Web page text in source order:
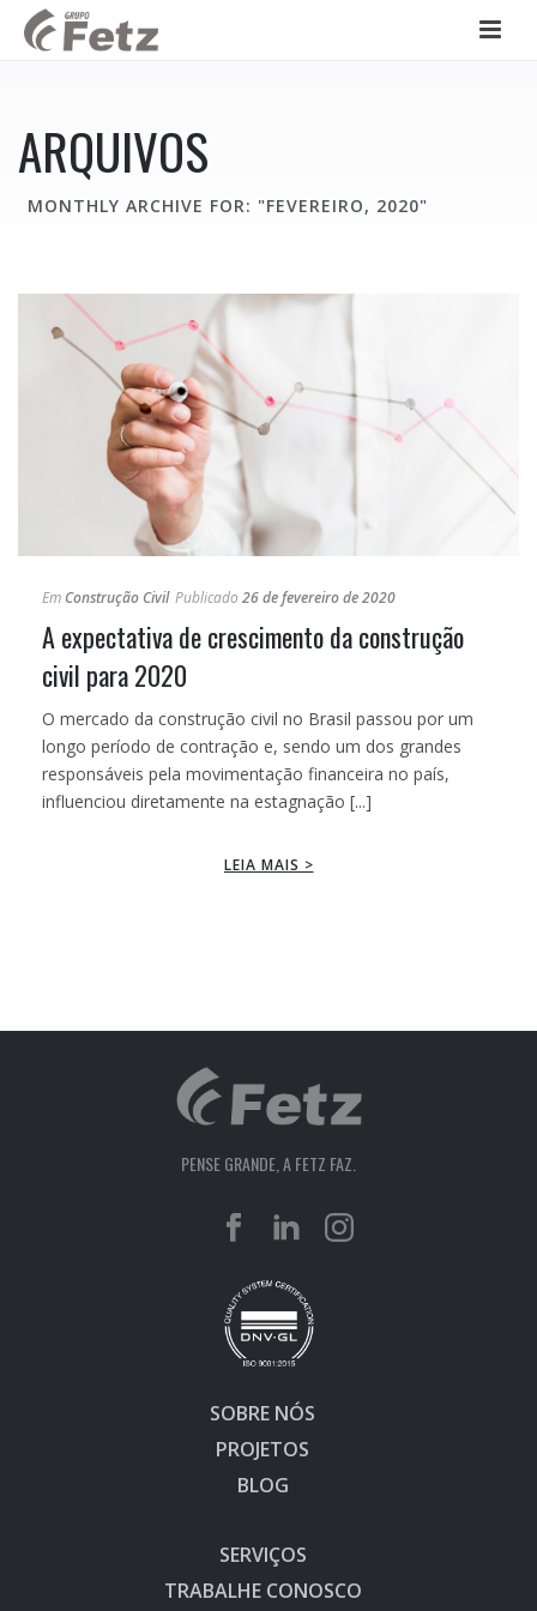
ARQUIVOS
MONTHLY ARCHIVE FOR: "FEVEREIRO, 2020"
Em Construção Civil Publicado 26 de fevereiro de 2020
A expectativa de crescimento da construção
civil para 2020
O mercado da construção civil no Brasil passou por um
longo período de contração e, sendo um dos grandes
responsáveis pela movimentação financeira no país,
influenciou diretamente na estagnação [...]
LEIA MAIS >
PENSE GRANDE, A FETZ FAZ.
SOBRE NÓS
PROJETOS
BLOG
SERVIÇOS
TRABALHE CONOSCO